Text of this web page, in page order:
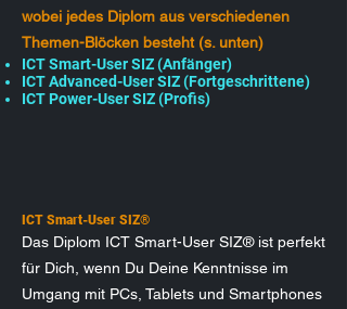
wobei jedes Diplom aus verschiedenen
Themen-Blöcken besteht (s. unten)
ICT Smart-User SIZ (Anfänger)
ICT Advanced-User SIZ (Fortgeschrittene)
ICT Power-User SIZ (Profis)
ICT Smart-User SIZ®
Das Diplom ICT Smart-User SIZ® ist perfekt
für Dich, wenn Du Deine Kenntnisse im
Umgang mit PCs, Tablets und Smartphones